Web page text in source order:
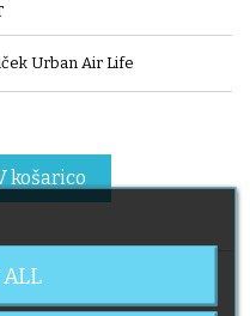
Urban Air Life
košarico
ALL